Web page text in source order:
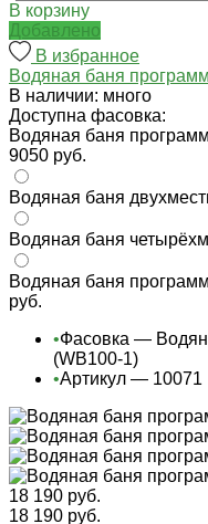
В корзину
Добавлено
В избранное
Водяная баня
В наличии: много
Доступна фасовка:
Водяная баня
9050 руб.
Водяная баня
Водяная баня
Водяная баня
руб.
•Фасовка —
(WB100-1)
•Артикул — 10071
18 190 руб.
18 190 руб.